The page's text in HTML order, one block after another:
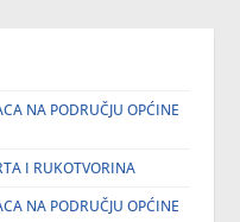
NA PODRUČJU OPĆINE
I RUKOTVORINA
NA PODRUČJU OPĆINE